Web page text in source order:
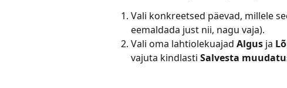
Vali konkreetsed päevad, millele
eemaldada just nii, nagu vaja).
Vali oma lahtiolekuajad Algus ja
vajuta kindlasti Salvesta